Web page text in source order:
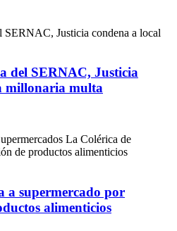
del SERNAC, Justicia
millonaria multa
a supermercado por
alimenticios